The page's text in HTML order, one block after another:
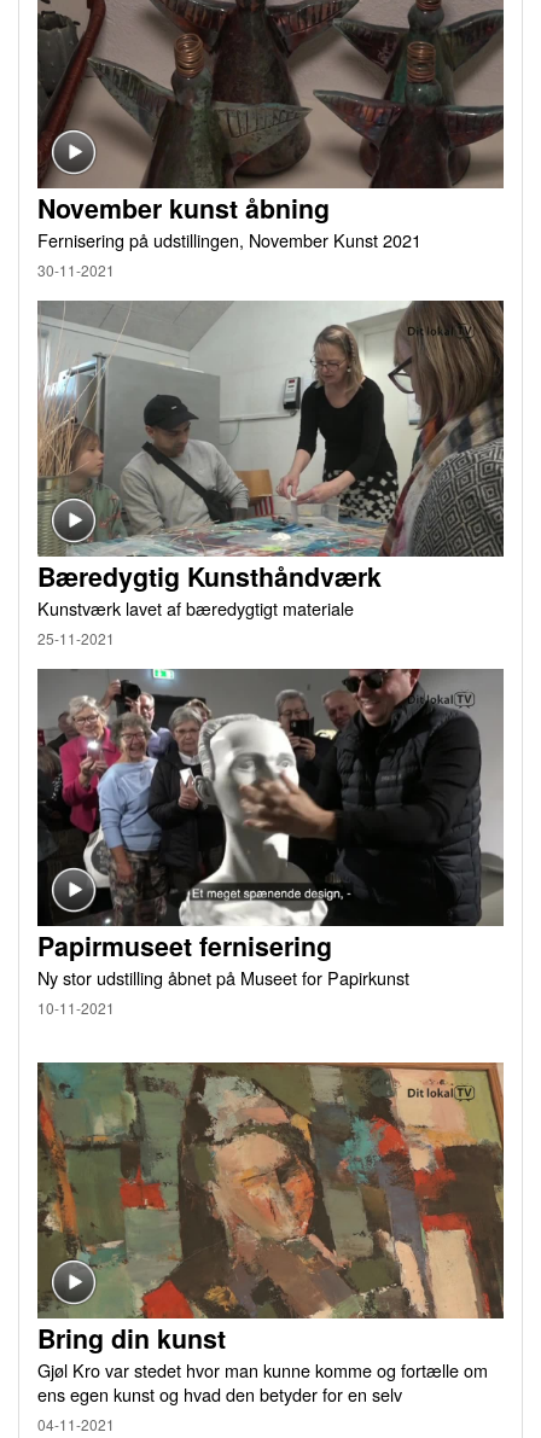
November kunst åbning
Fernisering på udstillingen, November Kunst 2021
30-11-2021
Bæredygtig Kunsthåndværk
Kunstværk lavet af bæredygtigt materiale
25-11-2021
Papirmuseet fernisering
Ny stor udstilling åbnet på Museet for Papirkunst
10-11-2021
Bring din kunst
Gjøl Kro var stedet hvor man kunne komme og fortælle om
ens egen kunst og hvad den betyder for en selv
04-11-2021